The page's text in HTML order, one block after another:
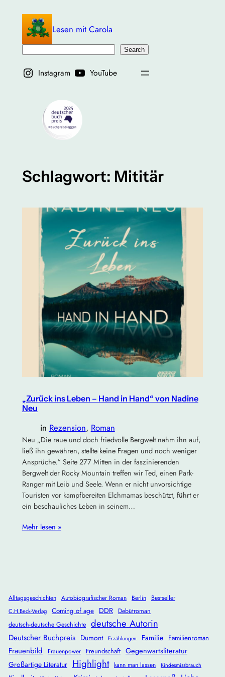
springen
Lesen mit Carola
Search
Instagram YouTube
Schlagwort: Mititär
„Zurück ins Leben – Hand in Hand“ von Nadine
Neu
in Rezension, Roman
Neu „Die raue und doch friedvolle Bergwelt nahm ihn auf,
ließ ihn gewähren, stellte keine Fragen und noch weniger
Ansprüche.“ Seite 277 Mitten in der faszinierenden
Bergwelt der Rocky Mountain treffen wir Ted, einen Park-
Ranger mit Leib und Seele. Wenn er nicht unvorsichtige
Touristen vor kampfbereiten Elchmamas beschützt, führt er
ein beschauliches Leben in seinem…
Mehr lesen »
Alltagsgeschichten Autobiografischer Roman Berlin Bestseller
C.H.Beck-Verlag Coming of age DDR
Debütroman
deutsch-deutsche Geschichte deutsche Autorin
Deutscher Buchpreis Dumont Erzählungen Familie Familienroman
Frauenbild Frauenpower Freundschaft Gegenwartsliteratur
Großartige Literatur Highlight kann man lassen Kindesmissbrauch